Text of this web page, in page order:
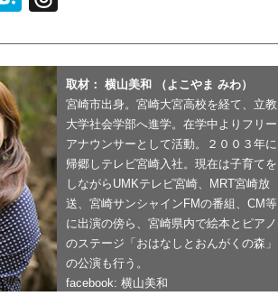
取材： 横山美和 （よこやま みわ）
宮崎市出身。宮崎大宮高校を経て、立教
大学社会学部へ進学。在学中よりフリー
アナウンサーとして活動。２００３年に
帰郷しテレビ宮崎入社。現在は子育てを
しながらUMKテレビ宮崎、MRT宮崎放
送、宮崎サンシャインFMの番組、CM等
に出演の傍ら、宮崎県内で絵本とピアノ
のステージ「おはなしとおんがくの森」
の公演も行う。
facebook: 横山美和